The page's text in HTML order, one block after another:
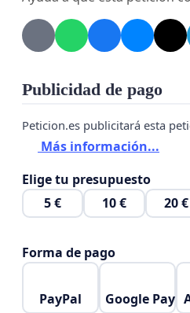
cabras salvajes.
Publicidad de pago
Peticion.es publicitará esta
Más información...
Elige tu presupuesto
5 €
10 € 20 €
Forma de pago
PayPal Google Pay